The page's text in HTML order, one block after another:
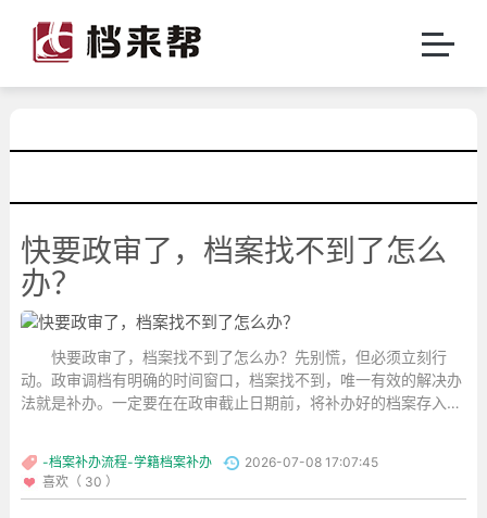
快要政审了，档案找不到了怎么
办？
快要政审了，档案找不到了怎么办？先别慌，但必须立刻行
动。政审调档有明确的时间窗口，档案找不到，唯一有效的解决办
法就是补办。一定要在在政审截止日期前，将补办好的档案存入正
-档案补办流程-学籍档案补办
2026-07-08 17:07:45
喜欢（ 30 ）